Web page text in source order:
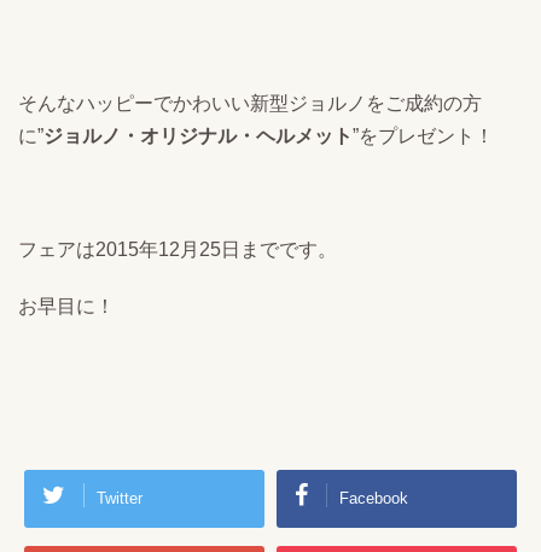
そんなハッピーでかわいい新型ジョルノをご成約の方
に”ジョルノ・オリジナル・ヘルメット”をプレゼント！
フェアは2015年12月25日までです。
お早目に！
Twitter Facebook